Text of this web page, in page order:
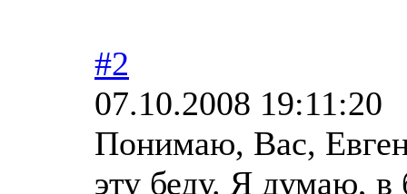
#2
07.10.2008 19:11:20
Понимаю, Вас,
эту беду. Я думаю,